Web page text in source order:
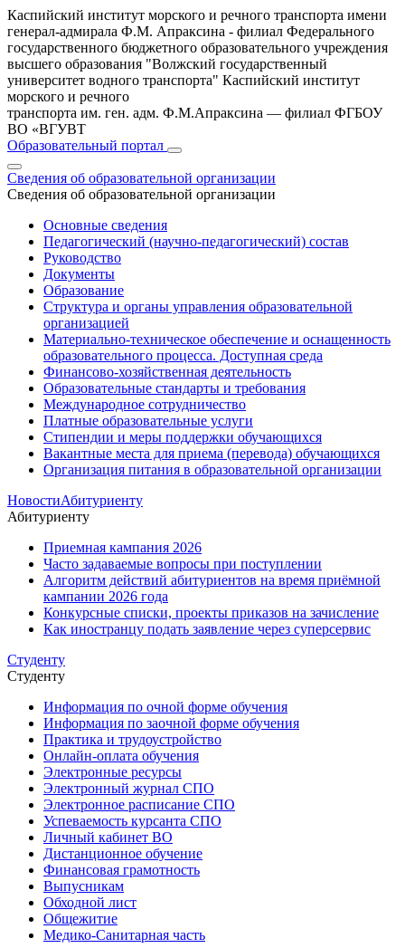
Каспийский институт морского и речного транспорта имени
генерал-адмирала Ф.М. Апраксина - филиал Федерального
государственного бюджетного образовательного учреждения
высшего образования "Волжский государственный
университет водного транспорта" Каспийский институт
морского и речного
транспорта им. ген. адм. Ф.М.Апраксина — филиал ФГБОУ
ВО «ВГУВТ
Образовательный портал
Сведения об образовательной организации
Сведения об образовательной организации
Основные сведения
Педагогический (научно-педагогический) состав
Руководство
Документы
Образование
Структура и органы управления образовательной
организацией
Материально-техническое обеспечение и оснащенность
образовательного процесса. Доступная среда
Финансово-хозяйственная деятельность
Образовательные стандарты и требования
Международное сотрудничество
Платные образовательные услуги
Стипендии и меры поддержки обучающихся
Вакантные места для приема (перевода) обучающихся
Организация питания в образовательной организации
НовостиАбитуриенту
Абитуриенту
Приемная кампания 2026
Часто задаваемые вопросы при поступлении
Алгоритм действий абитуриентов на время приёмной
кампании 2026 года
Конкурсные списки, проекты приказов на зачисление
Как иностранцу подать заявление через суперсервис
Студенту
Студенту
Информация по очной форме обучения
Информация по заочной форме обучения
Практика и трудоустройство
Онлайн-оплата обучения
Электронные ресурсы
Электронный журнал СПО
Электронное расписание СПО
Успеваемость курсанта СПО
Личный кабинет ВО
Дистанционное обучение
Финансовая грамотность
Выпусникам
Обходной лист
Общежитие
Медико-Санитарная часть